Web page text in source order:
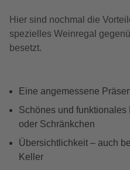
Hier sind nochmal die
spezielles Weinregal
besetzt.
Eine angemessene
Schönes und funktionales
oder Schränkchen
Übersichtlichkeit – auch
Keller